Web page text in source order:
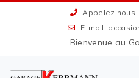
Appelez nous
E-mail:
Bienvenue au